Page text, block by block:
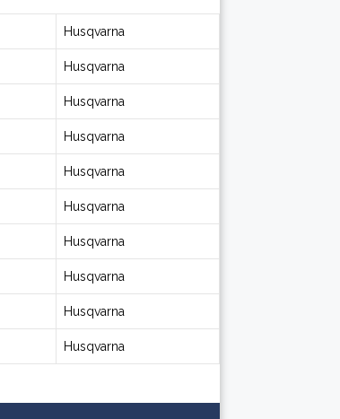
Husqvarna
Husqvarna
Husqvarna
Husqvarna
Husqvarna
Husqvarna
Husqvarna
Husqvarna
Husqvarna
Husqvarna